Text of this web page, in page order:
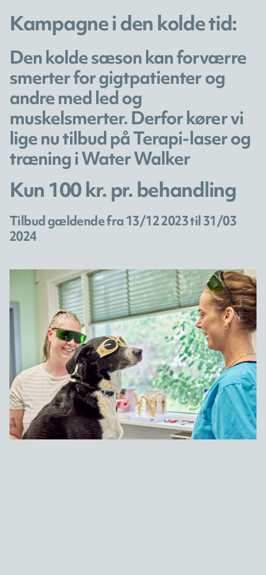
Kampagne i den kolde tid:
Den kolde sæson kan forværre
smerter for gigtpatienter og
andre med led og
muskelsmerter. Derfor kører vi
lige nu tilbud på Terapi-laser og
træning i Water Walker
Kun 100 kr. pr. behandling
Tilbud gældende fra 13/12 2023 til 31/03
2024